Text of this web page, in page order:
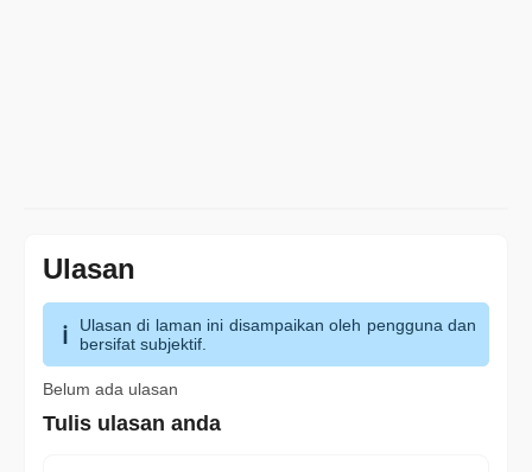
Ulasan
Ulasan di laman ini disampaikan oleh pengguna dan
bersifat subjektif.
Belum ada ulasan
Tulis ulasan anda